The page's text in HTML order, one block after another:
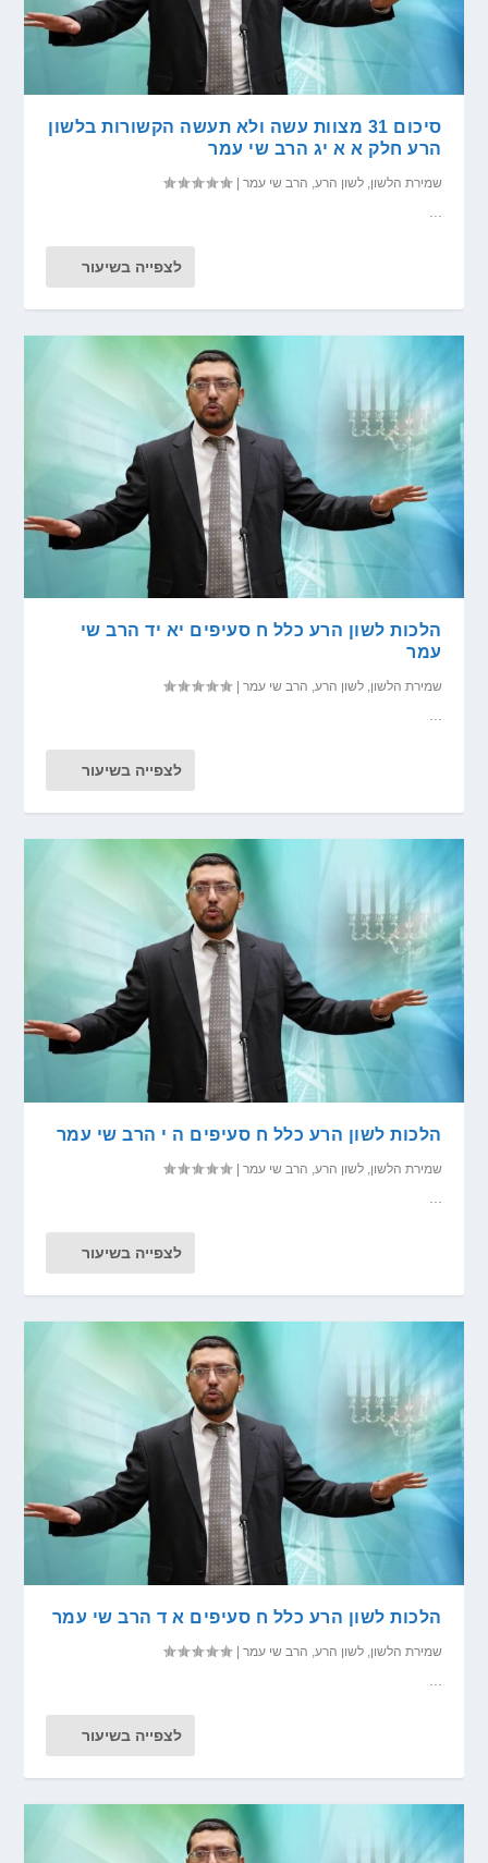
סיכום 31 מצוות עשה ולא תעשה הקשורות בלשון
הרע חלק א א יג הרב שי עמר
שמירת הלשון ,לשון הרע הרב שי עמר |
לצפייה בשיעור
הלכות לשון הרע כלל ח סעיפים יא יד הרב שי
עמר
שמירת הלשון,לשון הרע, הרב שי עמר |
...
לצפייה בשיעור
הלכות לשון הרע כלל ח סעיפים ה י הרב שי עמר
שמירת הלשון,לשון הרע, הרב שי עמר |
לצפייה בשיעור
הלכות לשון הרע כלל ח סעיפים א ד הרב שי עמר
שמירת הלשון,לשון הרע, הרב שי עמר |
לצפייה בשיעור